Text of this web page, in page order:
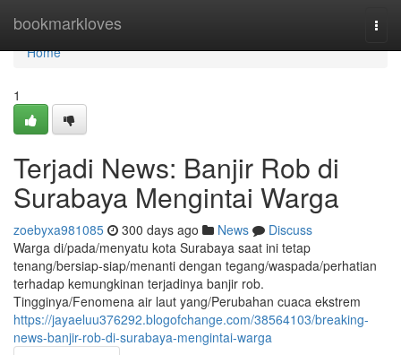
bookmarkloves
Home
Home
1
Terjadi News: Banjir Rob di
Surabaya Mengintai Warga
zoebyxa981085 300 days ago News
Discuss
Warga di/pada/menyatu kota Surabaya saat ini tetap
tenang/bersiap-siap/menanti dengan tegang/waspada/perhatian
terhadap kemungkinan terjadinya banjir rob.
Tingginya/Fenomena air laut yang/Perubahan cuaca ekstrem
https://jayaeluu376292.blogofchange.com/38564103/breaking-
news-banjir-rob-di-surabaya-mengintai-warga